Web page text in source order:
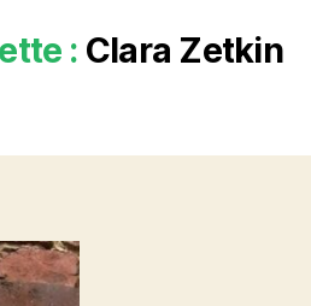
: Clara Zetkin